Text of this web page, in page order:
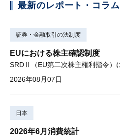
最新のレポート・コラム
証券・金融取引の法制度
EUにおける株主確認制度
2026年08月07日
日本
2026年6月消費統計